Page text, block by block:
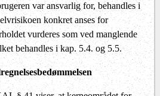
var ansvarlig for, behandles i
konkret anses for
vurderes som ved manglende
behandles i kap. 5.4. og 5.5.